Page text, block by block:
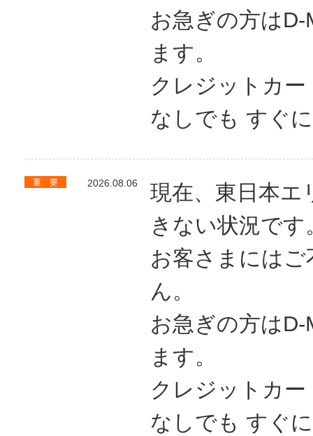
お急ぎの方は
ます。
クレジットカ
なしでも すぐ
重 要 2026.08.06
現在、東日本エ
きない状況です
お客さまには
ん。
お急ぎの方は
ます。
クレジットカ
なしでも すぐ